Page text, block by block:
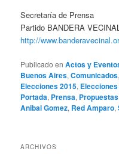
Secretaría de Prensa
Partido BANDERA
http://
Publicado en Actos y
Buenos Aires,Comunicados
Elecciones 2015,
Portada, Prensa, Propuestas
Anibal Gomez, Red Amparo,
ARCHIVOS